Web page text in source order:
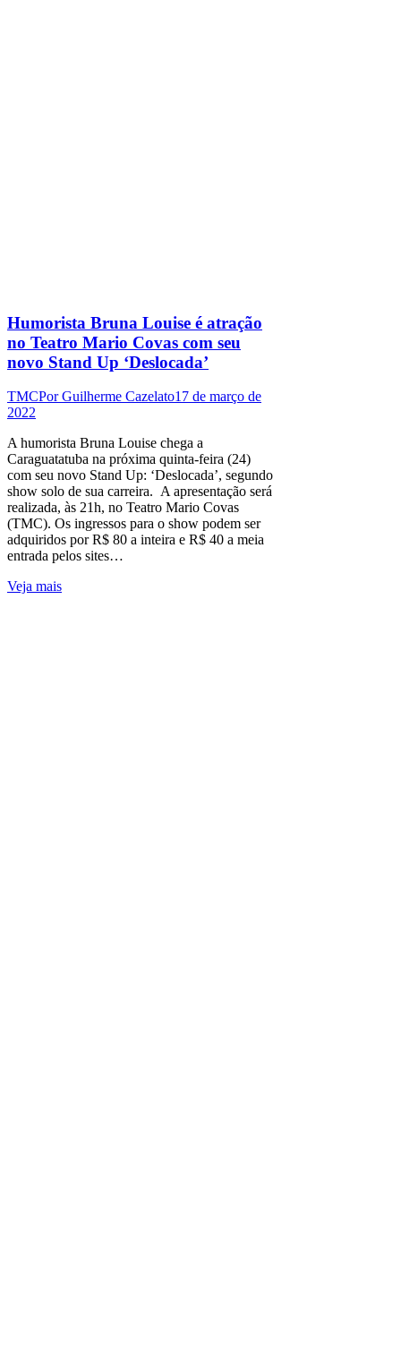
Humorista Bruna Louise é atração
no Teatro Mario Covas com seu
novo Stand Up ‘Deslocada’
TMCPorGuilherme Cazelato17 de março de
2022
A humorista Bruna Louise chega a
Caraguatatuba na próxima quinta-feira (24)
com seu novo Stand Up: ‘Deslocada’, segundo
show solo de sua carreira. A apresentação será
realizada, às 21h, no Teatro Mario Covas
(TMC). Os ingressos para o show podem ser
adquiridos por R$ 80 a inteira e R$ 40 a meia
entrada pelos sites…
Veja mais